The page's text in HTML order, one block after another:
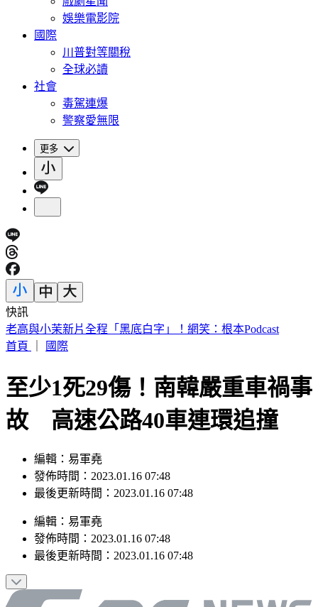
娛樂電影院
國際
川普對等關稅
全球必讀
社會
毒駕連爆
警察愛無限
更多
快訊
快訊／資深老戲骨驚傳過世！享壽72歲
首頁
國際
至少1死29傷！南韓嚴重車禍事
故 高速公路40車連環追撞
編輯：易軍堯
發佈時間：2023.01.16 07:48
最後更新時間：2023.01.16 07:48
編輯 ： 易軍堯
發佈時間： 2023.01.16 07:48
最後更新時間： 2023.01.16 07:48